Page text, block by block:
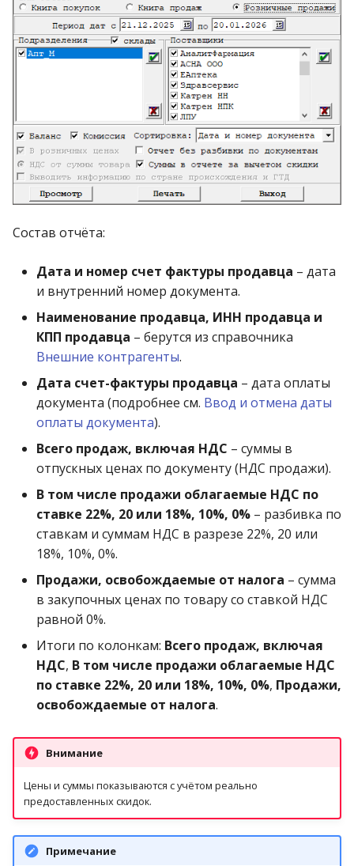
Состав отчёта:
Дата и номер счет фактуры продавца – дата
и внутренний номер документа.
Наименование продавца, ИНН продавца и
КПП продавца – берутся из справочника
Внешние контрагенты.
Дата счет-фактуры продавца – дата оплаты
документа (подробнее см. Ввод и отмена даты
оплаты документа).
Всего продаж, включая НДС – суммы в
отпускных ценах по документу (НДС продажи).
В том числе продажи облагаемые НДС по
ставке 22%, 20 или 18%, 10%, 0% – разбивка по
ставкам и суммам НДС в разрезе 22%, 20 или
18%, 10%, 0%.
Продажи, освобождаемые от налога – сумма
в закупочных ценах по товару со ставкой НДС
равной 0%.
Итоги по колонкам: Всего продаж, включая
НДС, В том числе продажи облагаемые НДС
по ставке 22%, 20 или 18%, 10%, 0%, Продажи,
освобождаемые от налога.
Внимание
Цены и суммы показываются с учётом реально
предоставленных скидок.
Примечание